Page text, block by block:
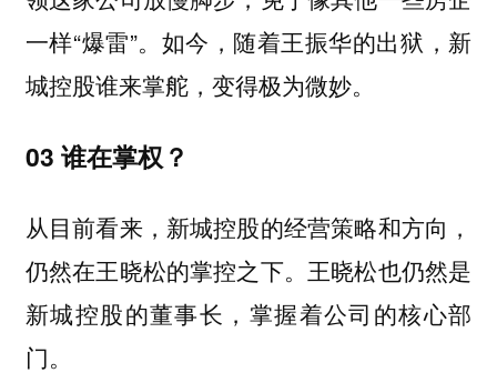
一样“爆雷”。如今，随着王振华的出狱，新
城控股谁来掌舵，变得极为微妙。
03 谁在掌权？
从目前看来，新城控股的经营策略和方向，
仍然在王晓松的掌控之下。王晓松也仍然是
新城控股的董事长，掌握着公司的核心部
门。